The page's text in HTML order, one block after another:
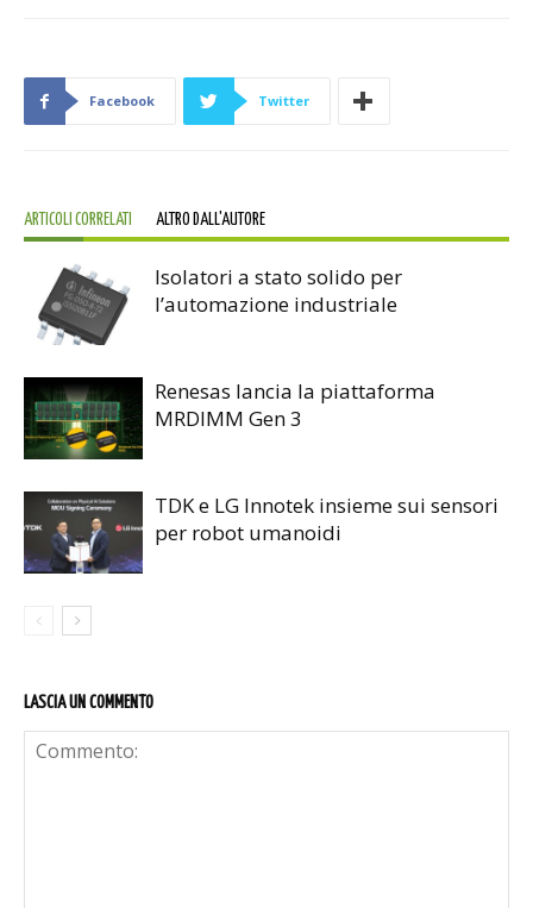
Facebook Twitter
ARTICOLI CORRELATI ALTRO DALL'AUTORE
Isolatori a stato solido per
l’automazione industriale
Renesas lancia la piattaforma
MRDIMM Gen 3
TDK e LG Innotek insieme sui sensori
per robot umanoidi
LASCIA UN COMMENTO